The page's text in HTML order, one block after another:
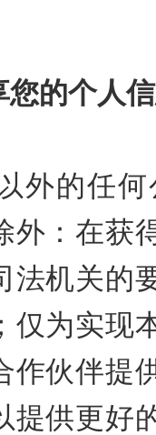
您的个人
外的任
外：在获
法机关的
仅为实现
作伙伴提
提供更好